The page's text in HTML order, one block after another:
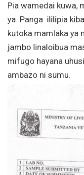
Pia wamedai kuwa,
ya Panga ililipia
kutoka mamlaka ya
jambo linaloibua
mifugo hayana
ambazo ni sumu.